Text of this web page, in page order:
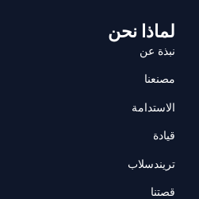
لماذا نحن
نبذة عن
مصنعنا
الاستدامة
قيادة
تريندسلاب
قصتنا